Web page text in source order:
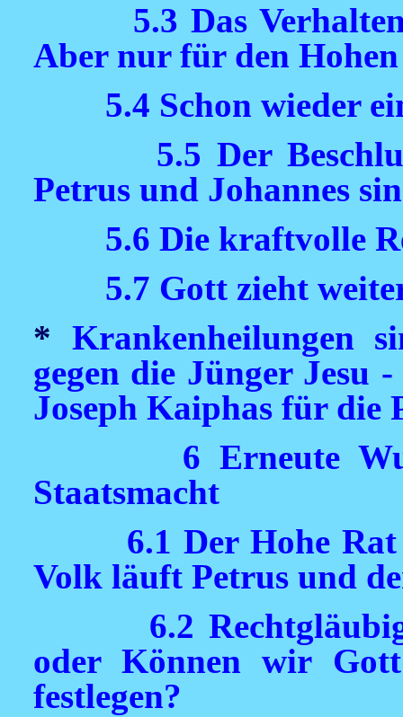
5.3 Das
Aber nur für den
5.4 Schon wieder
5.5 Der
Petrus und Johannes
5.6 Die kraftvolle
5.7 Gott zieht
* Krankenheilungen
gegen die Jünger Jesu
Joseph Kaiphas für die
6 Erneute
Staatsmacht
6.1 Der Hohe
Volk läuft Petrus und
6.2
oder Können wir
festlegen?